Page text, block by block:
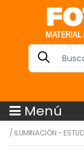
Menú
/ ILUMINACIÓN -